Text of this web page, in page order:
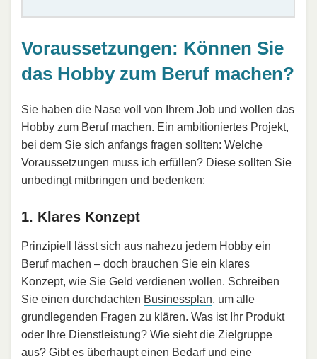
Voraussetzungen: Können Sie
das Hobby zum Beruf machen?
Sie haben die Nase voll von Ihrem Job und wollen das
Hobby zum Beruf machen. Ein ambitioniertes Projekt,
bei dem Sie sich anfangs fragen sollten: Welche
Voraussetzungen muss ich erfüllen? Diese sollten Sie
unbedingt mitbringen und bedenken:
1. Klares Konzept
Prinzipiell lässt sich aus nahezu jedem Hobby ein
Beruf machen – doch brauchen Sie ein klares
Konzept, wie Sie Geld verdienen wollen. Schreiben
Sie einen durchdachten Businessplan, um alle
grundlegenden Fragen zu klären. Was ist Ihr Produkt
oder Ihre Dienstleistung? Wie sieht die Zielgruppe
aus? Gibt es überhaupt einen Bedarf und eine